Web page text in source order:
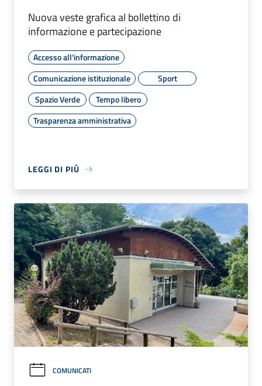
Nuova veste grafica al bollettino di
informazione e partecipazione
Accesso all'informazione
Comunicazione istituzionale
Sport
Spazio Verde
Tempo libero
Trasparenza amministrativa
LEGGI DI PIÙ
COMUNICATI